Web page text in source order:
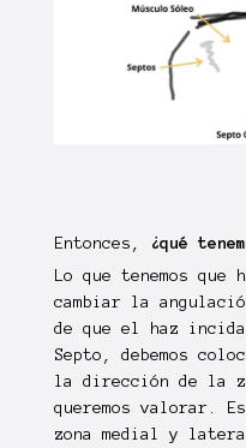
Entonces,
¿qué
Lo que tenemos que
cambiar la
de que el haz
Septo, debemos
la dirección de la
queremos valorar.
zona medial y